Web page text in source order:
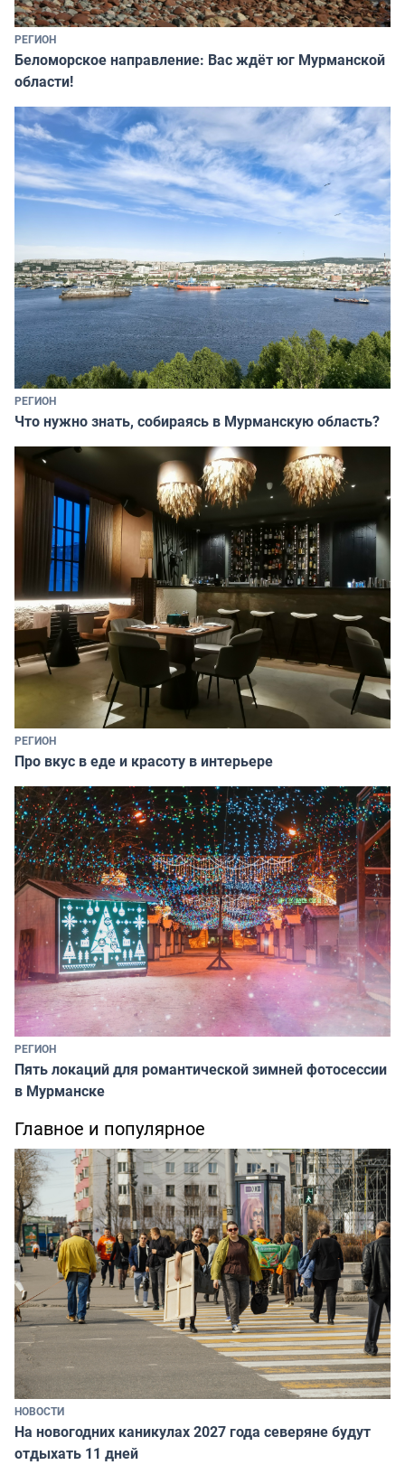
РЕГИОН
Беломорское направление: Вас ждёт юг Мурманской
области!
РЕГИОН
Что нужно знать, собираясь в Мурманскую область?
РЕГИОН
Про вкус в еде и красоту в интерьере
РЕГИОН
Пять локаций для романтической зимней фотосессии
в Мурманске
Главное и популярное
НОВОСТИ
На новогодних каникулах 2027 года северяне будут
отдыхать 11 дней